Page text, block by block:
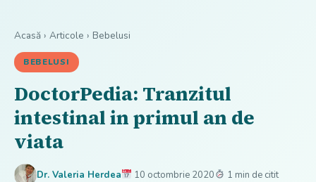
Acasă › Articole › Bebelusi
BEBELUSI
DoctorPedia: Tranzitul
intestinal in primul an de
viata
Dr. Valeria Herdea 10 octombrie 2020
1 min de citit